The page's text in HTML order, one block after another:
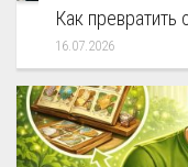
Как превратить
16.07.2026